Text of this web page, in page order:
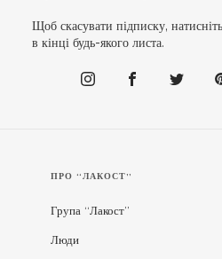
Щоб скасувати підписку,
в кінці будь-якого листа.
ПРО “ЛАКОСТ”
Група “Лакост”
Люди